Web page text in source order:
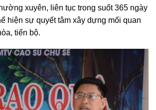
xuyên, liên tục trong suốt 365 ngày
hiện sự quyết tâm xây dựng mối quan
tiến bộ.